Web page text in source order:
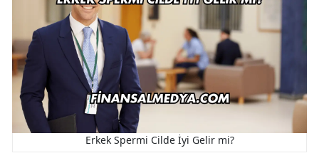
Erkek Spermi Cilde İyi Gelir mi?